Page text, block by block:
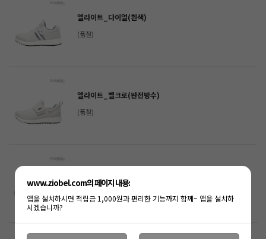
엘라이트_다이얼(흰색)
(품절)
엘라이트_벨크로(완전방수)
(품절)
(품절)
www.ziobel.com의 페이지 내용:
앱을 설치하시면 적립금 1,000원과 편리한 기능까지 함께~ 앱을 설치하
시겠습니까?